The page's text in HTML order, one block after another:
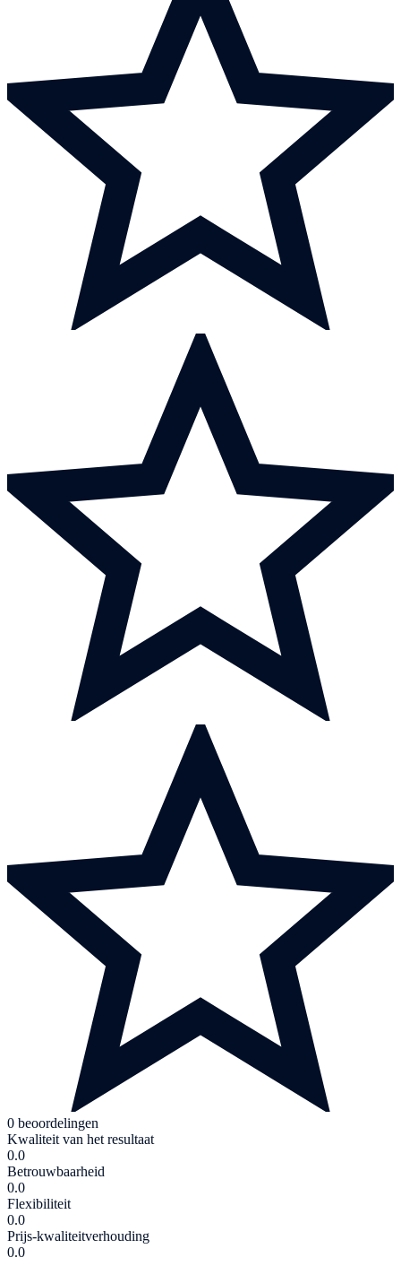
0 beoordelingen
Kwaliteit van het resultaat
0.0
Betrouwbaarheid
0.0
Flexibiliteit
0.0
Prijs-kwaliteitverhouding
0.0